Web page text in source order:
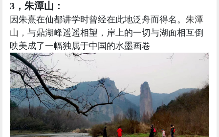
3，朱潭山：
因朱熹在仙都讲学时曾经在此地泛舟而得名。 朱潭
山， 与鼎湖峰遥遥相望， 岸上的一切与湖面相互倒
映美成了一幅独属于中国的水墨画卷